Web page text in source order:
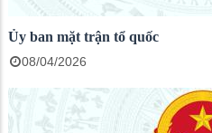
Ủy ban mặt trận tổ quốc
08/04/2026